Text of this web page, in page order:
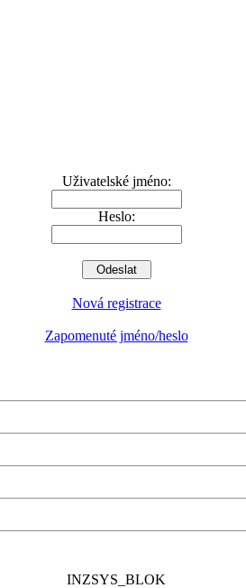
Uživatelské jméno:
Heslo:
Nová registrace
Zapomenuté jméno/heslo
INZSYS_BLOK